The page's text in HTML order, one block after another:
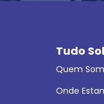
Tudo
Quem
Onde